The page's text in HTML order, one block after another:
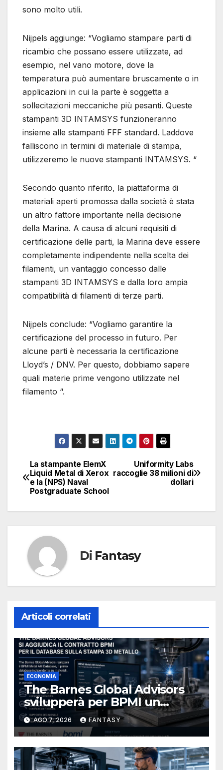
sono molto utili.
Nijpels aggiunge: “Vogliamo stampare parti di
ricambio che possano essere utilizzate, ad
esempio, nel vano motore, dove la
temperatura può aumentare bruscamente o in
applicazioni in cui la parte è soggetta a
sollecitazioni meccaniche più pesanti. Queste
stampanti 3D INTAMSYS funzioneranno
insieme alle stampanti FFF standard. Laddove
falliscono in termini di materiale di stampa,
utilizzeremo le nuove stampanti INTAMSYS. “
Secondo quanto riferito, la piattaforma di
materiali aperti promossa dalla società è stata
un altro fattore importante nella decisione
della Marina. A causa di alcuni requisiti di
certificazione delle parti, la Marina deve essere
completamente indipendente nella scelta dei
filamenti, un vantaggio concesso dalle
stampanti 3D INTAMSYS e dalla loro ampia
compatibilità di filamenti di terze parti.
Nijpels conclude: “Vogliamo garantire la
certificazione del processo in futuro. Per
alcune parti è necessaria la certificazione
Lloyd’s / DNV. Per questo, dobbiamo sapere
quali materie prime vengono utilizzate nel
filamento “.
Navigazione
articoli
Uniformity Labs
raccoglie 38 milioni di
dollari
La stampante ElemX
Liquid Metal di Xerox
e la (NPS) Naval
Postgraduate School
Di Fantasy
Articoli correlati
ECONOMIA
The Barnes Global Advisors
svilupperà per BPMI un
database per la stampa 3D
metallica destinata alla filiera
navale statunitense
AGO 7, 2026 FANTASY